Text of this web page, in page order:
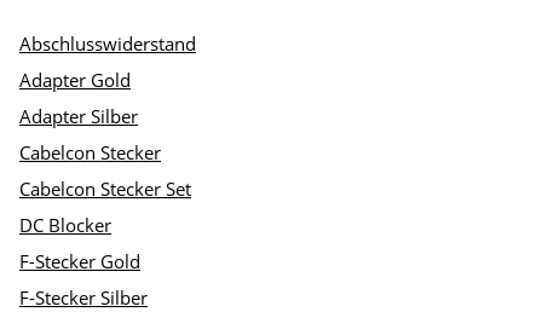
Abschlusswiderstand
Adapter Gold
Adapter Silber
Cabelcon Stecker
Cabelcon Stecker Set
DC Blocker
F-Stecker Gold
F-Stecker Silber